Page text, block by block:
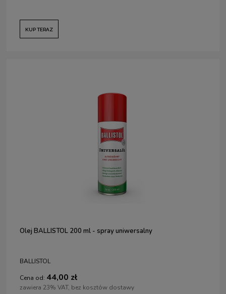
KUP TERAZ
Olej BALLISTOL 200 ml - spray uniwersalny
BALLISTOL
Cena od: 44,00 zł
zawiera 23% VAT, bez kosztów dostawy